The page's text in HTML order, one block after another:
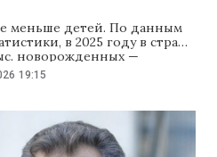
меньше детей. По данным
в 2025 году в стране
новорожденных —
чем в 2024 году. За год
19:15